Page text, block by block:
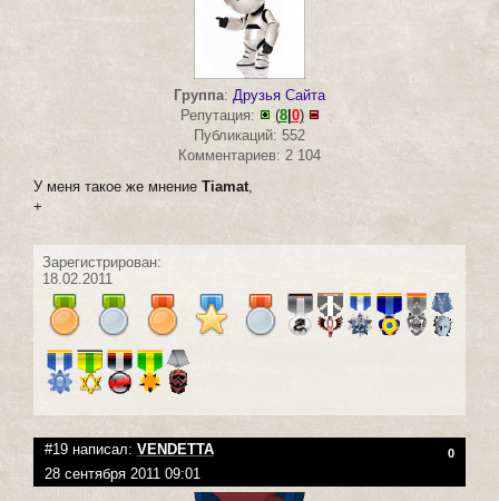
Группа: Друзья Сайта
Репутация:
(8| 0)
Публикаций: 552
Комментариев: 2 104
У меня такое же мнение Tiamat,
+
Зарегистрирован:
18.02.2011
#19 написал: VENDETTA 0
28 сентября 2011 09:01